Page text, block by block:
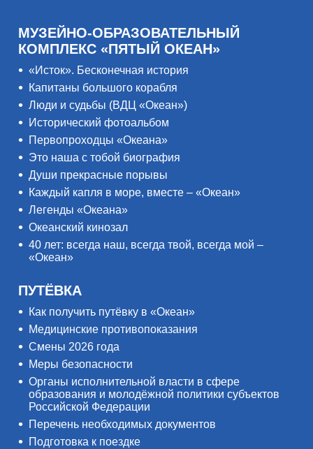
МУЗЕЙНО-ОБРАЗОВАТЕЛЬНЫЙ
КОМПЛЕКС «ПЯТЫЙ ОКЕАН»
«Исток». Бесконечная история
Капитаны большого корабля
Люди и судьбы (ВДЦ «Океан»)
Исторический фотоальбом
Первопроходцы «Океана»
Это наша с тобой биография
Души прекрасные порывы
Каждый капля в море, вместе – «Океан»
Легенды «Океана»
Океанский кинозал
40 лет: всегда наш, всегда твой, всегда мой –
«Океан»
ПУТЁВКА
Как получить путёвку в «Океан»
Медицинские противопоказания
Смены 2026 года
Меры безопасности
Органы исполнительной власти в сфере
образования и молодёжной политики субъектов
Российской Федерации
Перечень необходимых документов
Подготовка к поездке